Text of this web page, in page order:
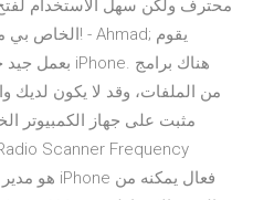
محترف ولكن سهل الاستخدام
مثبت على جهاز الكمبيوتر
Scanner Frequency